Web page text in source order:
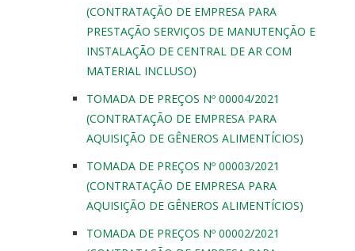
(CONTRATAÇÃO DE EMPRESA PARA
PRESTAÇÃO SERVIÇOS DE MANUTENÇÃO E
INSTALAÇÃO DE CENTRAL DE AR COM
MATERIAL INCLUSO)
TOMADA DE PREÇOS Nº 00004/2021
(CONTRATAÇÃO DE EMPRESA PARA
AQUISIÇÃO DE GÊNEROS ALIMENTÍCIOS)
TOMADA DE PREÇOS Nº 00003/2021
(CONTRATAÇÃO DE EMPRESA PARA
AQUISIÇÃO DE GÊNEROS ALIMENTÍCIOS)
TOMADA DE PREÇOS Nº 00002/2021